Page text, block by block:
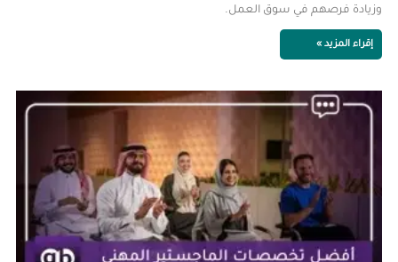
وزيادة فرصهم في سوق العمل.
إقراء المزيد »